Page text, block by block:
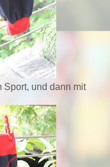
Sport, und dann mit